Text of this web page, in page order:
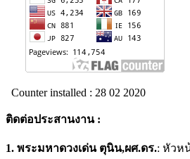
Counter installed : 28 02 2020
ติดต่อประสานงาน :
1. พระมหาดวงเด่น ตุนิน,ผศ.ดร.: หัวห